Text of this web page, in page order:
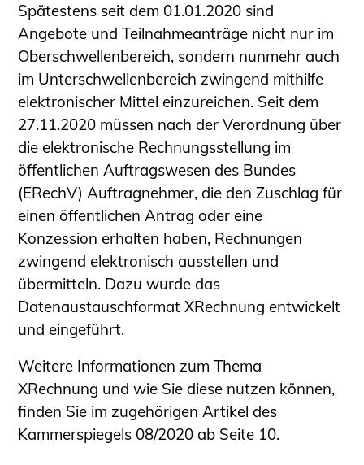
Sachverständige
Prüfsachverständige
Qualifizierte Tragwerksplaner/-innen
Bauvorlageberechtigte
Sachkundige für Zustands- und
Funktionsprüfung privater
Abwasserleitungen
Vereinbarungen mit
Ingenieurkammern
Büronachfolge
Zusatzqualifikationen
Geschützter Bereich
Informationen für Auftraggeber und
Verbraucher
NRW)
Fachlisten
Bauherren-ABC
Spätestens seit dem 01.01.2020 sind
Angebote und Teilnahmeanträge nicht nur im
Oberschwellenbereich, sondern nunmehr auch
im Unterschwellenbereich zwingend mithilfe
elektronischer Mittel einzureichen. Seit dem
27.11.2020 müssen nach der Verordnung über
die elektronische Rechnungsstellung im
öffentlichen Auftragswesen des Bundes
(ERechV) Auftragnehmer, die den Zuschlag für
einen öffentlichen Antrag oder eine
Konzession erhalten haben, Rechnungen
zwingend elektronisch ausstellen und
übermitteln. Dazu wurde das
Datenaustauschformat XRechnung entwickelt
und eingeführt.
Weitere Informationen zum Thema
XRechnung und wie Sie diese nutzen können,
finden Sie im zugehörigen Artikel des
Kammerspiegels 08/2020 ab Seite 10.